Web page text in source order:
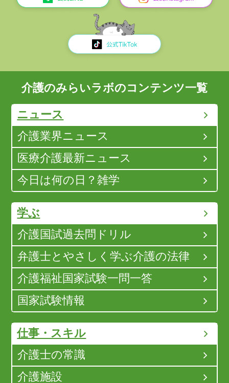
介護のみらいラボのコンテンツ一覧
ニュース
介護業界ニュース
医療介護最新ニュース
今日は何の日？雑学
学ぶ
介護国試過去問ドリル
弁護士とやさしく学ぶ介護の法律
介護福祉国家試験一問一答
国家試験情報
仕事・スキル
介護士の常識
介護施設